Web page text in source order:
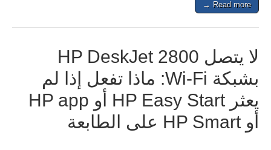
Read more →
لا يتصل HP DeskJet 2800
بشبكة Wi-Fi: ماذا تفعل إذا لم
يعثر HP Easy Start أو HP app
أو HP Smart على الطابعة